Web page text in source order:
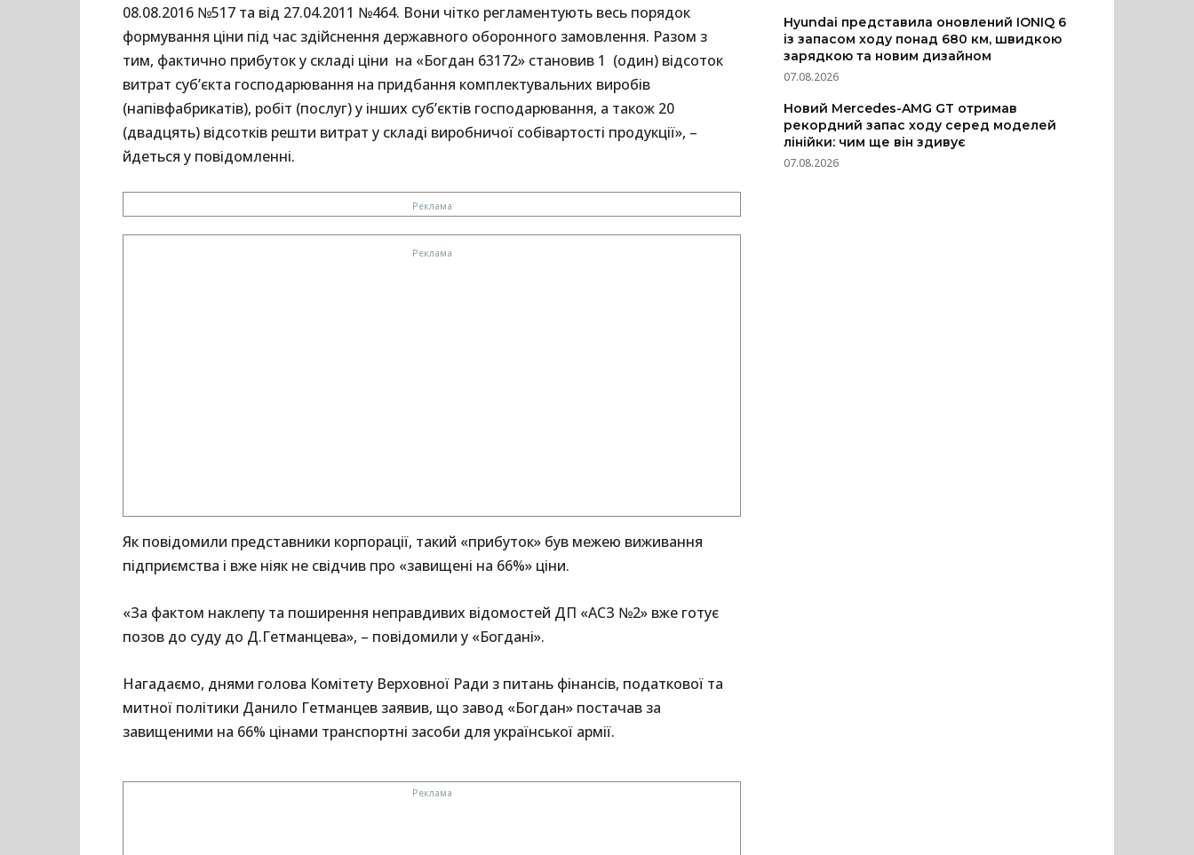
08.08.2016 №517 та від 27.04.2011 №464. Вони чітко регламентують весь порядок
формування ціни під час здійснення державного оборонного замовлення. Разом з
тим, фактично прибуток у складі ціни на «Богдан 63172» становив 1 (один) відсоток
витрат суб’єкта господарювання на придбання комплектувальних виробів
(напівфабрикатів), робіт (послуг) у інших суб’єктів господарювання, а також 20
(двадцять) відсотків решти витрат у складі виробничої собівартості продукції», –
йдеться у повідомленні.
Як повідомили представники корпорації, такий «прибуток» був межею виживання
підприємства і вже ніяк не свідчив про «завищені на 66%» ціни.
«За фактом наклепу та поширення неправдивих відомостей ДП «АСЗ №2» вже готує
позов до суду до Д.Гетманцева», – повідомили у «Богдані».
Нагадаємо, днями голова Комітету Верховної Ради з питань фінансів, податкової та
митної політики Данило Гетманцев заявив, що завод «Богдан» постачав за
завищеними на 66% цінами транспортні засоби для української армії.
Hyundai представила оновлений IONIQ 6
із запасом ходу понад 680 км, швидкою
зарядкою та новим дизайном
07.08.2026
Новий Mercedes-AMG GT отримав
рекордний запас ходу серед моделей
лінійки: чим ще він здивує
07.08.2026